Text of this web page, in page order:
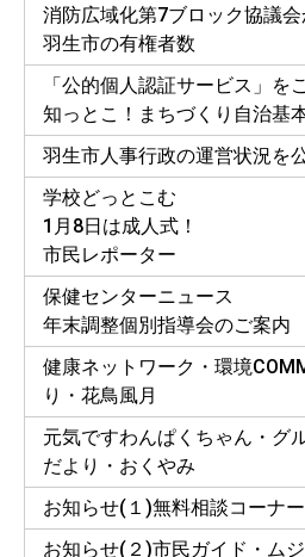
消防広域化第7ブロック協議
羽生市の有権者数
「公的個人認証サービス」を
知っとこ！まちづくり自治基
羽生市人事行政の運営状況を
学校どっとこむ
1月8日は成人式！
市民レポーター
保健センターニュース
年末調整個別指導会のご案内
健康ネットワーク・環境
り・花鳥風月
元気ですわんぱくちゃん・グ
だより・おくやみ
お知らせ(１)無料相談コーナー
お知らせ(２)市民ガイド・ム